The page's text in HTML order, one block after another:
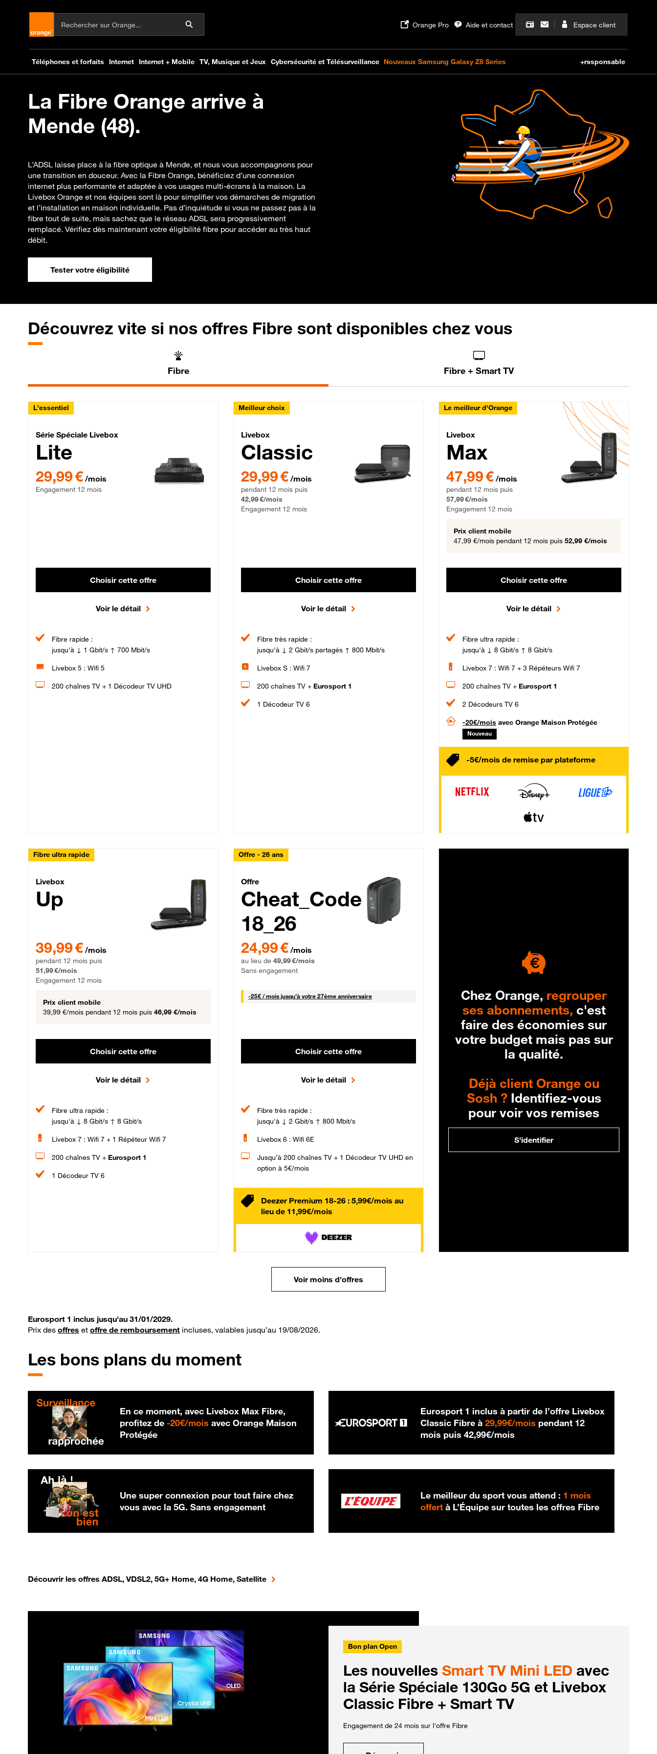
La Fibre Orange arrive à
Mende (48).
L’ADSL laisse place à la fibre optique à Mende, et nous vous accompagnons pour
une transition en douceur. Avec la Fibre Orange, bénéficiez d’une connexion
internet plus performante et adaptée à vos usages multi-écrans à la maison. La
Livebox Orange et nos équipes sont là pour simplifier vos démarches de migration
et l’installation en maison individuelle. Pas d’inquiétude si vous ne passez pas à la
fibre tout de suite, mais sachez que le réseau ADSL sera progressivement
remplacé. Vérifiez dès maintenant votre éligibilité fibre pour accéder au très haut
débit.
Tester votre éligibilité
Découvrez vite si nos offres Fibre sont disponibles chez vous
Fibre Fibre + Smart TV
L'essentiel
Série Spéciale Livebox Lite Fibre
Série Spéciale Livebox
Lite
29,99 € par mois , Engagement 12 mois
29,99 € /mois
Engagement 12 mois
Choisir cette offre
Voir le détail
Fibre rapide :
jusqu'à ↓ 1 Gbit/s ↑ 700 Mbit/s
Livebox 5 : Wifi 5
200 chaînes TV + 1 Décodeur TV UHD
Meilleur choix
Livebox Classic Fibre
Livebox
Classic
29,99 € par mois pendant 12 mois puis 42,99 € par mois, Engagement 12 mois
29,99 € /mois
pendant 12 mois puis
42,99 €/mois
Engagement 12 mois
Choisir cette offre
Voir le détail
Fibre très rapide :
jusqu'à ↓ 2 Gbit/s partagés ↑ 800 Mbit/s
Livebox S : Wifi 7
200 chaînes TV + Eurosport 1
1 Décodeur TV 6
Le meilleur d'Orange
Livebox Max Fibre
Livebox
Max
47,99 € par mois pendant 12 mois puis 57,99 € par mois,
47,99 € /mois
pendant 12 mois puis
57,99 €/mois
Engagement 12 mois
Prix client mobile
47,99 €/mois pendant 12 mois puis 52,99 €/mois
Choisir cette offre
Voir le détail
Fibre ultra rapide :
jusqu'à ↓ 8 Gbit/s ↑ 8 Gbit/s
Livebox 7 : Wifi 7 + 3 Répéteurs Wifi 7
200 chaînes TV + Eurosport 1
2 Décodeurs TV 6
-20€/mois avec Orange Maison Protégée
Nouveau
-5€/mois de remise par plateforme
Fibre ultra rapide
Livebox Up Fibre
Livebox
Up
39,99 € /mois
pendant 12 mois puis
51,99 €/mois
Engagement 12 mois
Prix client mobile
39,99 €/mois pendant 12 mois puis 46,99 €/mois
Choisir cette offre
Voir le détail
Fibre ultra rapide :
jusqu'à ↓ 8 Gbit/s ↑ 8 Gbit/s
Livebox 7 : Wifi 7 + 1 Répéteur Wifi 7
200 chaînes TV + Eurosport 1
1 Décodeur TV 6
Offre - 26 ans
Cheat_Code Fibre_18_26
Offre
Cheat_Code
18_26
24,99 € /mois
au lieu de 49,99 €/mois
Sans engagement
-25€ / mois25 € par mois
jusqu'à votre 27ème anniversaire
Choisir cette offre
Voir le détail
Fibre très rapide :
jusqu'à ↓ 2 Gbit/s ↑ 800 Mbit/s
Livebox 6 : Wifi 6E
Jusqu’à 200 chaînes TV + 1 Décodeur TV UHD en
option à 5€/mois
Deezer Premium 18-26 : 5,99€/mois au
lieu de 11,99€/mois
Chez Orange, regrouper
ses abonnements, c'est
faire des économies sur
votre budget mais pas sur
la qualité.
Déjà client Orange ou
Sosh ?Identifiez-vous
pour voir vos remises
S'identifier
Voir moins d'offres
Eurosport 1 inclus jusqu'au 31/01/2029.
Prix des offres et offre de remboursement incluses, valables jusqu’au 19/08/2026.
Les bons plans du moment
En ce moment, avec Livebox Max Fibre,
profitez de -20€/mois 20 € par mois
avec Orange Maison
Protégée
Eurosport 1 inclus à partir de l’offre Livebox
Classic Fibre à29,99€/mois 29,99 € par mois
pendant 12
mois puis42,99€/mois
Une super connexion pour tout faire chez
vous avec la 5G. Sans engagement
Le meilleur du sport vous attend : 1 mois
offert à L’Équipe sur toutes les offres Fibre
Découvrir les offres ADSL, VDSL2, 5G+ Home, 4G Home, Satellite
Bon plan Open
Les nouvelles Smart TV Mini LED avec
la Série Spéciale 130Go 5G et Livebox
Classic Fibre + Smart TV
Engagement de 24 mois sur l'offre Fibre